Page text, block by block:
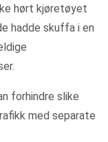
hørt kjøretøyet
hadde skuffa i en
forhindre slike
med separate